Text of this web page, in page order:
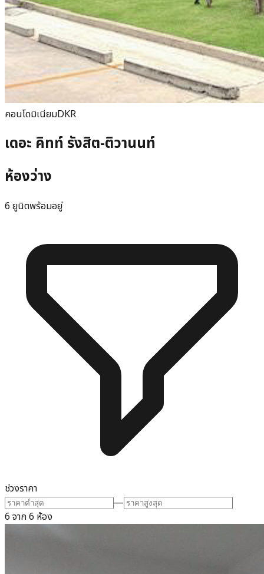
คอนโดมิเนียมDKR
เดอะ คิทท์ รังสิต-ติวานนท์
ห้องว่าง
6 ยูนิตพร้อมอยู่
ช่วงราคา
—
6 จาก 6 ห้อง